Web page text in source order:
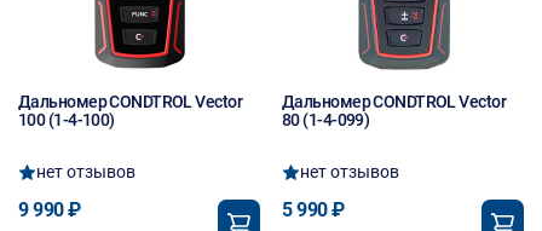
Дальномер CONDTROL Vector
100 (1-4-100)
нет отзывов
9 990 ₽
Дальномер CONDTROL Vector
80 (1-4-099)
нет отзывов
5 990 ₽